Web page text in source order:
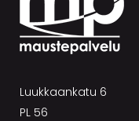
Luukkaankatu 6
PL 56